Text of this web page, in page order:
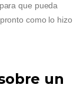
que pueda
como lo hizo
un